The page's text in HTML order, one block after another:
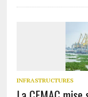
INFRASTRUCTURES